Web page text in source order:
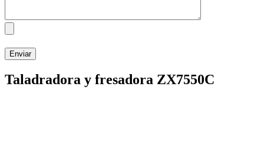
Taladradora y fresadora ZX7550C